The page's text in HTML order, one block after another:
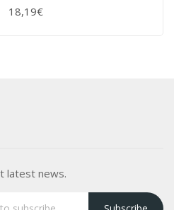
18,19€
+ WARENKORB
latest news.